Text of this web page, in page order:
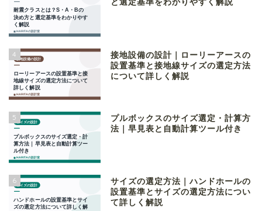
と選定基準をわかりやすく解説
4
接地設備の設計｜ローリーアースの
設置基準と接地線サイズの選定方法
について詳しく解説
5
プルボックスのサイズ選定・計算方
法｜早見表と自動計算ツール付き
6
サイズの選定方法｜ハンドホールの
設置基準とサイズの選定方法につい
て詳しく解説